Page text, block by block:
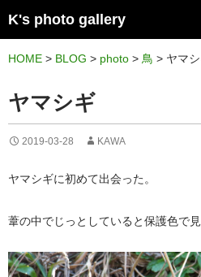
K's photo gallery
ン
ン
ツ
へ
ス
ッ
HOME > BLOG > photo > 鳥 > ヤマ
ヤマシギ
2019-03-28 KAWA
ヤマシギに初めて出会った。
葦の中でじっとしていると保護色で見